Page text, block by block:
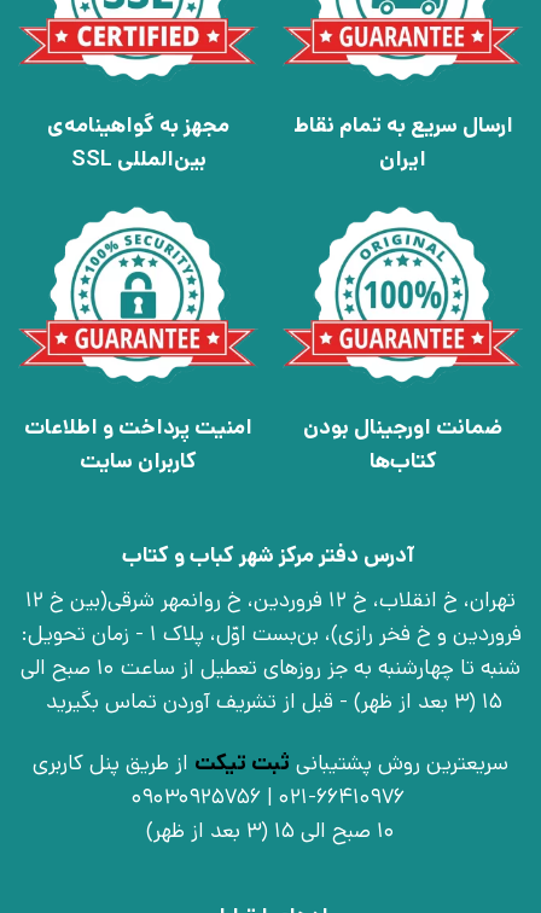
ارسال سریع به تمام نقاط
ایران
مجهز به گواهینامه‌ی
بین‌المللی SSL
ضمانت اورجینال بودن
کتاب‌ها
امنیت پرداخت و اطلاعات
کاربران سایت
آدرس دفتر مرکز شهر کباب و کتاب
تهران، خ انقلاب، خ 12 فروردین، خ روانمهر شرقی(بین خ 12
فروردین و خ فخر رازی)، بن‌بست اوّل، پلاک 1 - زمان تحویل:
شنبه تا چهارشنبه به جز روزهای تعطیل از ساعت 10 صبح الی
15 (3 بعد از ظهر) - قبل از تشریف آوردن تماس بگیرید
سریعترین روش پشتیبانی ثبت تیکت از طریق پنل کاربری
021-66410976 | 09030925756
10 صبح الی 15 (3 بعد از ظهر)